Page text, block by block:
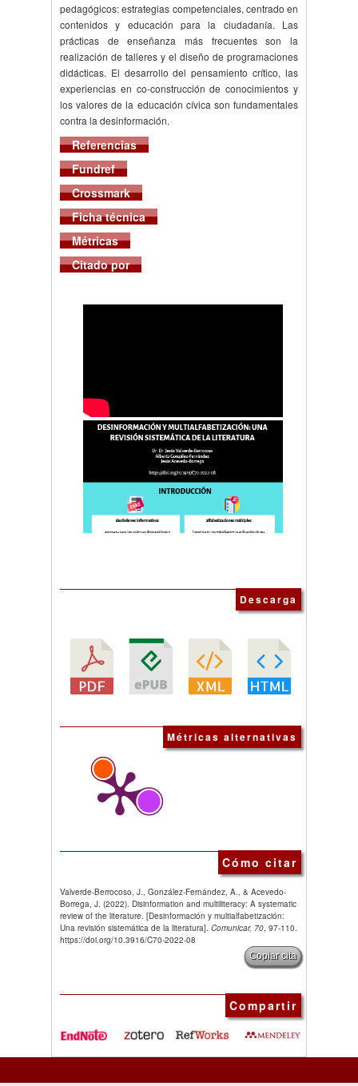
pedagógicos: estrategias competenciales, centrado en
contenidos y educación para la ciudadanía. Las
prácticas de enseñanza más frecuentes son la
realización de talleres y el diseño de programaciones
didácticas. El desarrollo del pensamiento crítico, las
experiencias en co-construcción de conocimientos y
los valores de la educación cívica son fundamentales
contra la desinformación.
Referencias
Fundref
Crossmark
Ficha técnica
Métricas
Citado por
Descarga
Métricas alternativas
Cómo citar
Valverde-Berrocoso, J., González-Fernández, A., & Acevedo-
Borrega, J. (2022). Disinformation and multiliteracy: A systematic
review of the literature. [Desinformación y multialfabetización:
Una revisión sistemática de la literatura]. Comunicar, 70, 97-110.
https://doi.org/10.3916/C70-2022-08
Copiar cita
Compartir